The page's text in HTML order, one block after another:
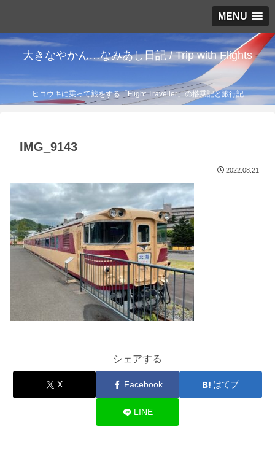
MENU
大きなやかん…なみあし日記 / Trip with Flights
ヒコウキに乗って旅をする「Flight Traveller」の搭乗記と旅行記
IMG_9143
2022.08.21
シェアする
X Facebook はてブ
LINE